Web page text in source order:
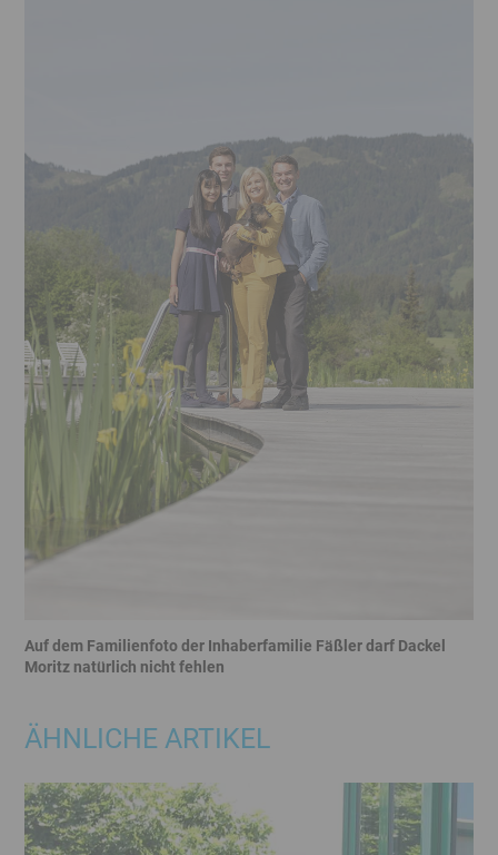
Auf dem Familienfoto der Inhaberfamilie Fäßler darf Dackel
Moritz natürlich nicht fehlen
Ende
ÄHNLICHE ARTIKEL